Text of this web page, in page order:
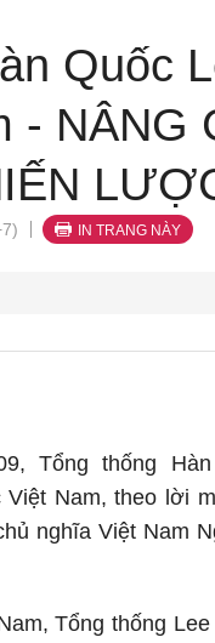
Quốc
- NÂNG
IN TRANG NÀY
Tổng thống
Nam, theo lời
nghĩa Việt Nam
Tổng thống